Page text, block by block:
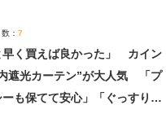
： 7
早く買えば良かった」 カイン
遮光カーテン”が大人気 「プ
も保てて安心」「ぐっすり眠